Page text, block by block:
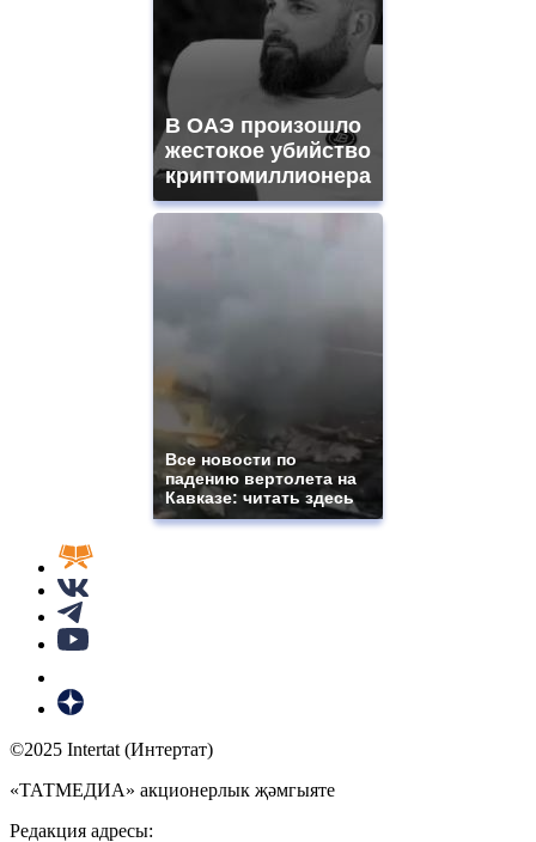
В ОАЭ произошло
жестокое убийство
криптомиллионера
Все новости по
падению вертолета на
Кавказе: читать здесь
©2025 Intertat (Интертат)
«ТАТМЕДИА» акционерлык җәмгыяте
Редакция адресы: